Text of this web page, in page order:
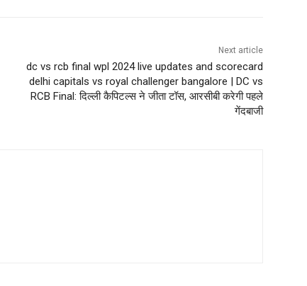
Next article
dc vs rcb final wpl 2024 live updates and scorecard
delhi capitals vs royal challenger bangalore | DC vs
RCB Final: दिल्ली कैपिटल्स ने जीता टॉस, आरसीबी करेगी पहले
गेंदबाजी